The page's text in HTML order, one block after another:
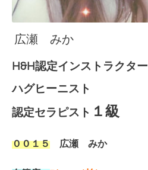
広瀬 みか
H&H認定インストラクター
ハグヒーニスト
認定セラピスト １級
００１５ 広瀬 みか